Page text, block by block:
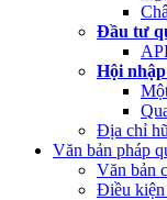
Đầu tư
Hội
Địa chỉ
Văn bản pháp
Văn bản
Điều kiện